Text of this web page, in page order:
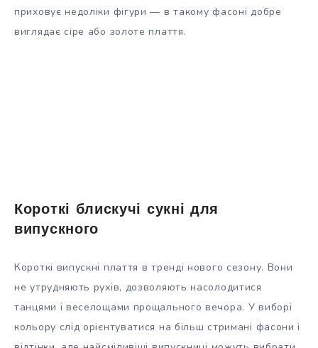
приховує недоліки фігури — в такому фасоні добре
виглядає сіре або золоте плаття.
Короткі блискучі сукні для
випускного
Короткі випускні плаття в тренді нового сезону. Вони
не утрудняють рухів, дозволяють насолодитися
танцями і веселощами прощального вечора. У виборі
кольору слід орієнтуватися на більш стримані фасони і